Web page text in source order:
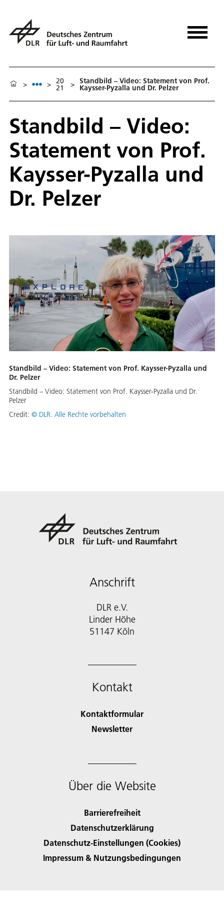
> > 20
21 > Standbild – Video: Statement von Prof.
Kaysser-Pyzalla und Dr. Pelzer
Standbild – Video:
Statement von Prof.
Kaysser-Pyzalla und
Dr. Pelzer
Standbild – Video: Statement von Prof. Kaysser-Pyzalla und
Dr. Pelzer
Standbild – Video: Statement von Prof. Kaysser-Pyzalla und Dr.
Pelzer
Credit: © DLR. Alle Rechte vorbehalten
Anschrift
DLR e.V.
Linder Höhe
51147 Köln
Kontakt
Kontaktformular
Newsletter
Über die Website
Barrierefreiheit
Datenschutzerklärung
Datenschutz-Einstellungen (Cookies)
Impressum & Nutzungsbedingungen